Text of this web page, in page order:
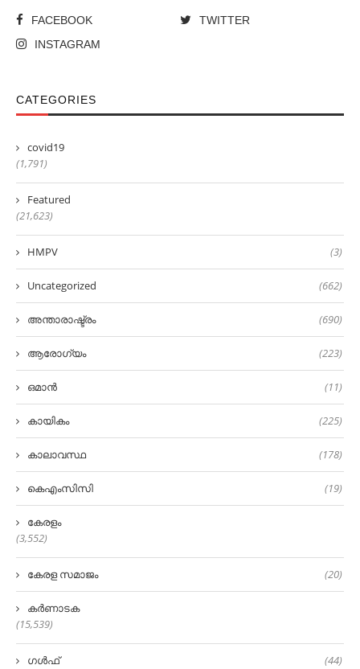
FACEBOOK
TWITTER
INSTAGRAM
CATEGORIES
covid19
(1,791)
Featured
(21,623)
HMPV (3)
Uncategorized (662)
അന്താരാഷ്ട്രം (690)
ആരോഗ്യം (223)
ഒമാൻ (11)
കായികം (225)
കാലാവസ്ഥ (178)
കെഎംസിസി (19)
കേരളം
(3,552)
കേരള സമാജം (20)
കർണാടക
(15,539)
ഗൾഫ് (44)